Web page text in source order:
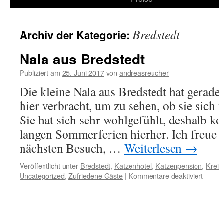
Archiv der Kategorie: Bredstedt
Nala aus Bredstedt
Publiziert am 25. Juni 2017von andreasreucher
Die kleine Nala aus Bredstedt hat
hier verbracht, um zu sehen, ob sie
Sie hat sich sehr wohlgefühlt, deshalb
langen Sommerferien hierher. Ich
nächsten Besuch, … Weiterlesen →
Veröffentlicht unter Bredstedt, Katzenhotel, Katzenpension,
Uncategorized, Zufriedene Gäste | Kommentare deaktiviertfür